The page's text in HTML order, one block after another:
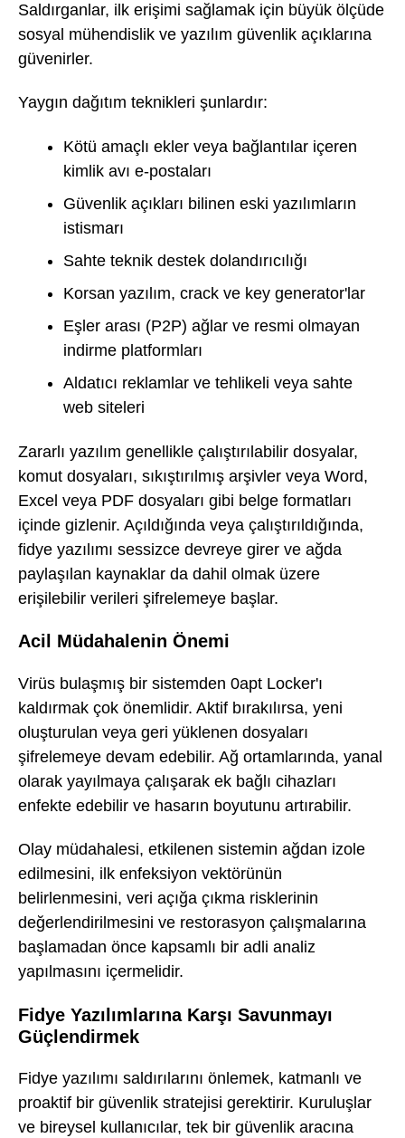
Saldırganlar, ilk erişimi sağlamak için büyük ölçüde
sosyal mühendislik ve yazılım güvenlik açıklarına
güvenirler.
Yaygın dağıtım teknikleri şunlardır:
Kötü amaçlı ekler veya bağlantılar içeren
kimlik avı e-postaları
Güvenlik açıkları bilinen eski yazılımların
istismarı
Sahte teknik destek dolandırıcılığı
Korsan yazılım, crack ve key generator'lar
Eşler arası (P2P) ağlar ve resmi olmayan
indirme platformları
Aldatıcı reklamlar ve tehlikeli veya sahte
web siteleri
Zararlı yazılım genellikle çalıştırılabilir dosyalar,
komut dosyaları, sıkıştırılmış arşivler veya Word,
Excel veya PDF dosyaları gibi belge formatları
içinde gizlenir. Açıldığında veya çalıştırıldığında,
fidye yazılımı sessizce devreye girer ve ağda
paylaşılan kaynaklar da dahil olmak üzere
erişilebilir verileri şifrelemeye başlar.
Acil Müdahalenin Önemi
Virüs bulaşmış bir sistemden 0apt Locker'ı
kaldırmak çok önemlidir. Aktif bırakılırsa, yeni
oluşturulan veya geri yüklenen dosyaları
şifrelemeye devam edebilir. Ağ ortamlarında, yanal
olarak yayılmaya çalışarak ek bağlı cihazları
enfekte edebilir ve hasarın boyutunu artırabilir.
Olay müdahalesi, etkilenen sistemin ağdan izole
edilmesini, ilk enfeksiyon vektörünün
belirlenmesini, veri açığa çıkma risklerinin
değerlendirilmesini ve restorasyon çalışmalarına
başlamadan önce kapsamlı bir adli analiz
yapılmasını içermelidir.
Fidye Yazılımlarına Karşı Savunmayı
Güçlendirmek
Fidye yazılımı saldırılarını önlemek, katmanlı ve
proaktif bir güvenlik stratejisi gerektirir. Kuruluşlar
ve bireysel kullanıcılar, tek bir güvenlik aracına